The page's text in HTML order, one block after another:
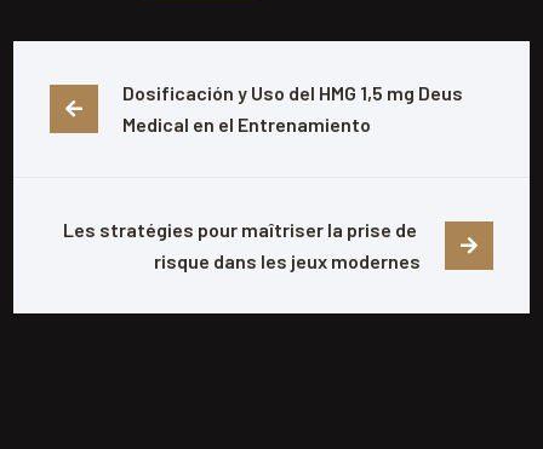
Dosificación y Uso del HMG 1,5 mg Deus
Medical en el Entrenamiento
Les stratégies pour maîtriser la prise de
risque dans les jeux modernes